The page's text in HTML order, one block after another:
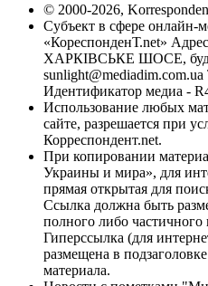
© 2000-2026,
Субъект в сфере онлайн-
«КореспонденТ.net»
ХАРКІВСЬКЕ ШОСЕ,
sunlight@mediadim.com.ua
Идентификатор медиа -
Использование любых
сайте, разрешается при
Корреспондент.net.
При копировании
Украины и мира», для
прямая открытая для
Ссылка должна быть
полного либо частичного
Гиперссылка (для
размещена в
материала.